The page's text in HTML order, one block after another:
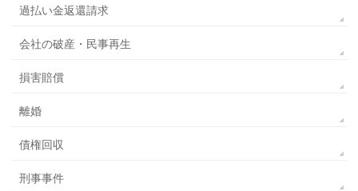
過払い金返還請求
会社の破産・民事再生
損害賠償
離婚
債権回収
刑事事件